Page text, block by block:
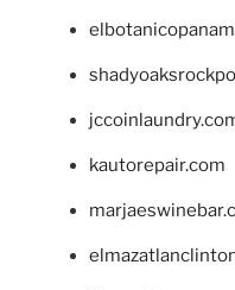
kautorepair.com